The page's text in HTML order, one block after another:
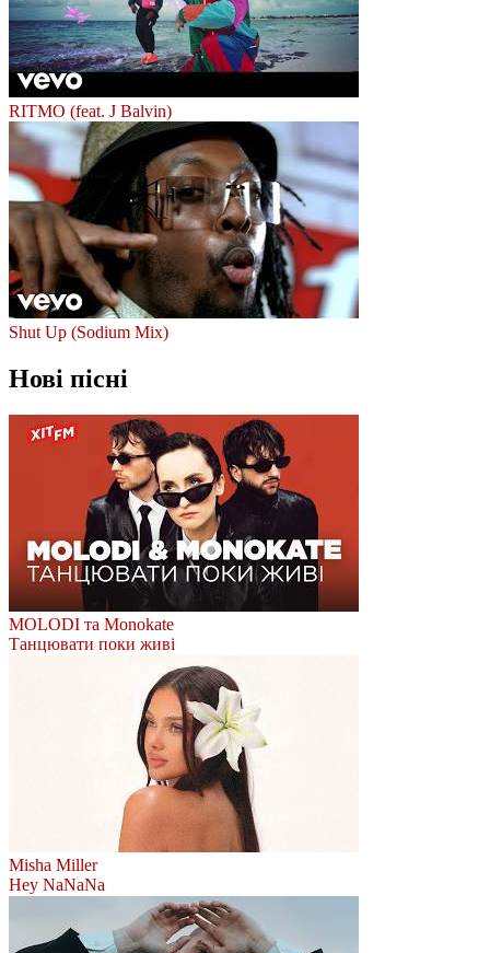
RITMO (feat. J Balvin)
Shut Up (Sodium Mix)
Нові пісні
MOLODI та Monokate
Танцювати поки живі
Misha Miller
Hey NaNaNa